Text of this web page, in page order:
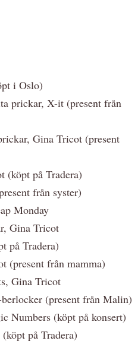
i Oslo)
prickar, X-it (present från
Gina Tricot (present
på Tradera)
från syster)
Monday
Gina Tricot
på Tradera)
(present från mamma)
Gina Tricot
(present från Malin)
Numbers (köpt på konsert)
på Tradera)